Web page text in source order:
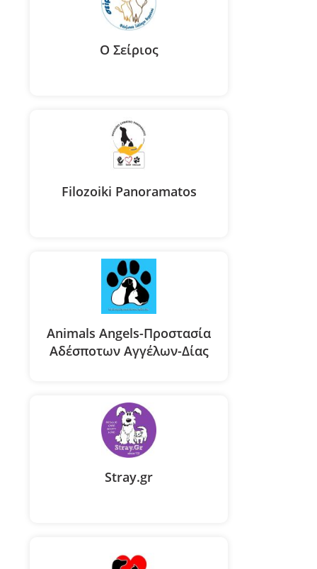
Ο Σείριος
Filozoiki Panoramatos
Animals Angels-Προστασία
Αδέσποτων Αγγέλων-Δίας
Stray.gr